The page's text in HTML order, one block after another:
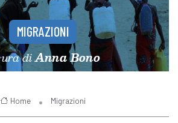
MIGRAZIONI
diAnna Bono
Home Migrazioni